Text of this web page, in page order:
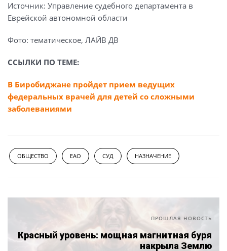
Источник: Управление судебного департамента в
Еврейской автономной области
Фото: тематическое, ЛАЙВ ДВ
ССЫЛКИ ПО ТЕМЕ:
В Биробиджане пройдет прием ведущих
федеральных врачей для детей со сложными
заболеваниями
ОБЩЕСТВО ЕАО СУД НАЗНАЧЕНИЕ
ПРОШЛАЯ НОВОСТЬ
Красный уровень: мощная магнитная буря
накрыла Землю